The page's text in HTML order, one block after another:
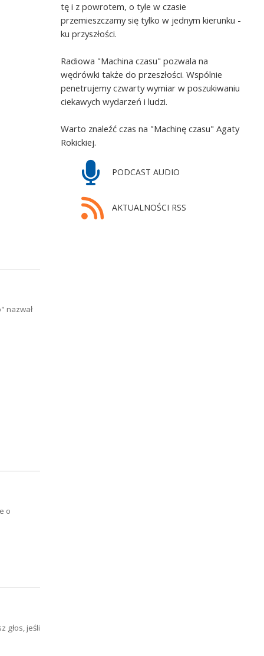
tę i z powrotem, o tyle w czasie
przemieszczamy się tylko w jednym kierunku -
ku przyszłości.
Radiowa "Machina czasu" pozwala na
wędrówki także do przeszłości. Wspólnie
penetrujemy czwarty wymiar w poszukiwaniu
ciekawych wydarzeń i ludzi.
Warto znaleźć czas na "Machinę czasu" Agaty
Rokickiej.
PODCAST AUDIO
AKTUALNOŚCI RSS
nazwał
o
głos, jeśli